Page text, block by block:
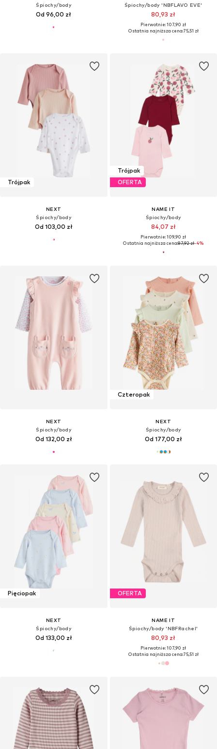
Śpiochy/body
Od 96,00 zł
Śpiochy/body 'NBFLAVO EVE'
80,93 zł
Pierwotnie: 107,90 zł
Ostatnia najniższa cena:75,51 zł
Trójpak
NEXT
Śpiochy/body
Od 103,00 zł
Trójpak
OFERTA
NAME IT
Śpiochy/body
84,07 zł
Pierwotnie: 109,90 zł
Ostatnia najniższa cena:87,92 zł-4%
NEXT
Śpiochy/body
Od 132,00 zł
Czteropak
NEXT
Śpiochy/body
Od 177,00 zł
Pięciopak
NEXT
Śpiochy/body
Od 133,00 zł
OFERTA
NAME IT
Śpiochy/body 'NBFRachel'
80,93 zł
Pierwotnie: 107,90 zł
Ostatnia najniższa cena:75,51 zł